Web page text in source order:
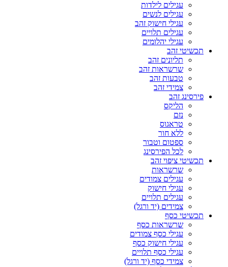
עגילים לילדות
עגילים לנשים
עגילי חישוק זהב
עגילים תלויים
עגילי יהלומים
תכשיטי זהב
תליונים זהב
שרשראות זהב
טבעות זהב
צמידי זהב
פירסינג זהב
הליקס
נזם
טראגוס
ללא חור
ספטום וטבור
לכל הפירסינג
תכשיטי ציפוי זהב
שרשראות
עגילים צמודים
עגילי חישוק
עגילים תלויים
צמידים (יד ורגל)
תכשיטי כסף
שרשראות כסף
עגילי כסף צמודים
עגילי חישוק כסף
עגילי כסף תלויים
צמידי כסף (יד ורגל)